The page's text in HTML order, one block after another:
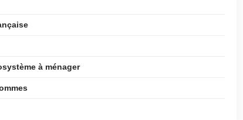
à ménager